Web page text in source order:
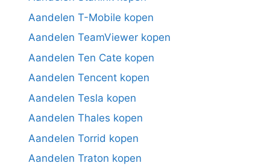
Aandelen T-Mobile kopen
Aandelen TeamViewer kopen
Aandelen Ten Cate kopen
Aandelen Tencent kopen
Aandelen Tesla kopen
Aandelen Thales kopen
Aandelen Torrid kopen
Aandelen Traton kopen